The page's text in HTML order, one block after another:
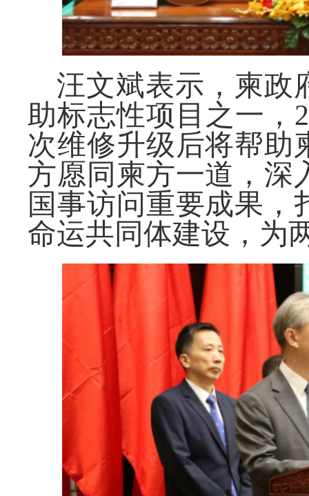
汪文斌表示，柬政
助标志性项目之一，
次维修升级后将帮助
方愿同柬方一道，深
国事访问重要成果，
命运共同体建设，为